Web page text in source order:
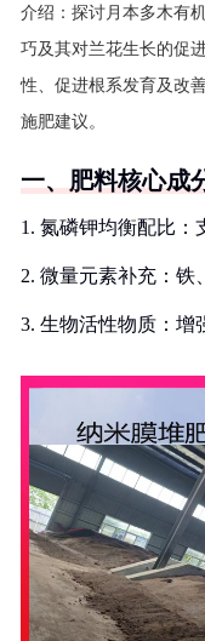
介绍： 探讨月本多木有
巧及其对兰花生长的促
性、促进根系发育及改
施肥建议。
一、肥料核心成
1. 氮磷钾均衡配比：
2. 微量元素补充：铁
3. 生物活性物质：增